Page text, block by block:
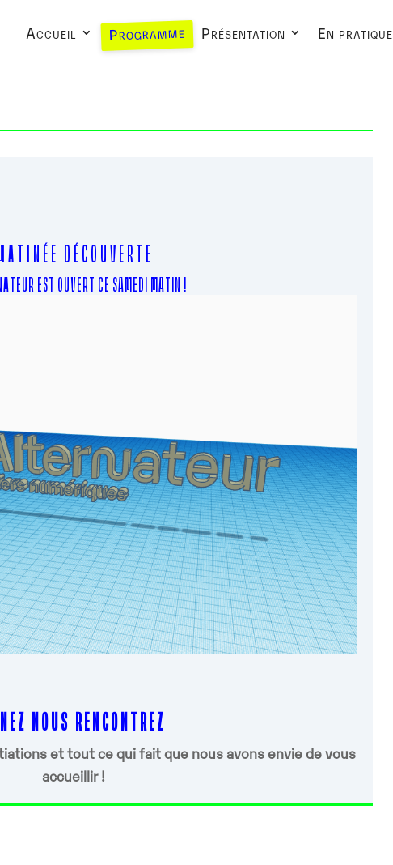
Accueil Programme Présentation En pratique
Google iCalendar
A T I N É E D É C O U V E R T E
EST OUVERT CE SAMEDI MATIN !
E Z N O U S R E N C O N T R E Z
et tout ce qui fait que nous avons envie de vous
accueillir !